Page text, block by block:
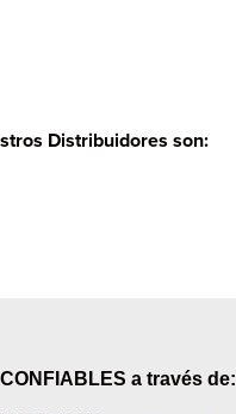
Distribuidores son:
a través de: